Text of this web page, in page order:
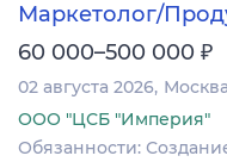
Маркетолог/
60 000–500 000 ₽
02 августа 2026 Москва
ООО "ЦСБ "Империя"
Обязанности: